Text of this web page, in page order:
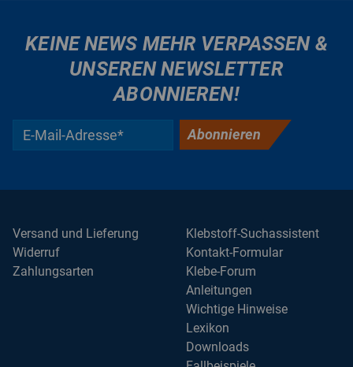
KEINE NEWS MEHR VERPASSEN &
UNSEREN NEWSLETTER
ABONNIEREN!
Abonnieren
Klebstoff-Suchassistent
Kontakt-Formular
Klebe-Forum
Anleitungen
Wichtige Hinweise
Lexikon
Downloads
Versand und Lieferung
Widerruf
Zahlungsarten